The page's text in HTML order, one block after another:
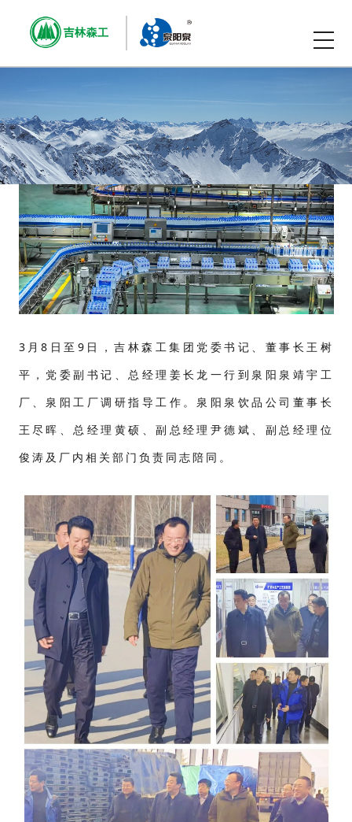
3月8日至9日，吉林森工集团党委书记、董事长王树
平，党委副书记、总经理姜长龙一行到泉阳泉靖宇工
厂、泉阳工厂调研指导工作。泉阳泉饮品公司董事长
王尽晖、总经理黄硕、副总经理尹德斌、副总经理位
俊涛及厂内相关部门负责同志陪同。